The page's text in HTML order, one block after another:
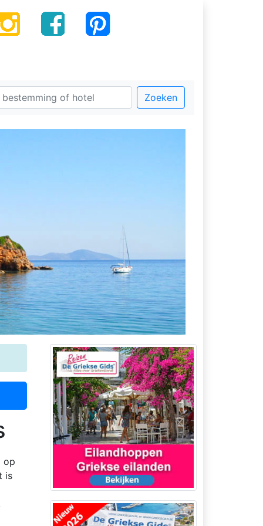
Zoeken
op
is